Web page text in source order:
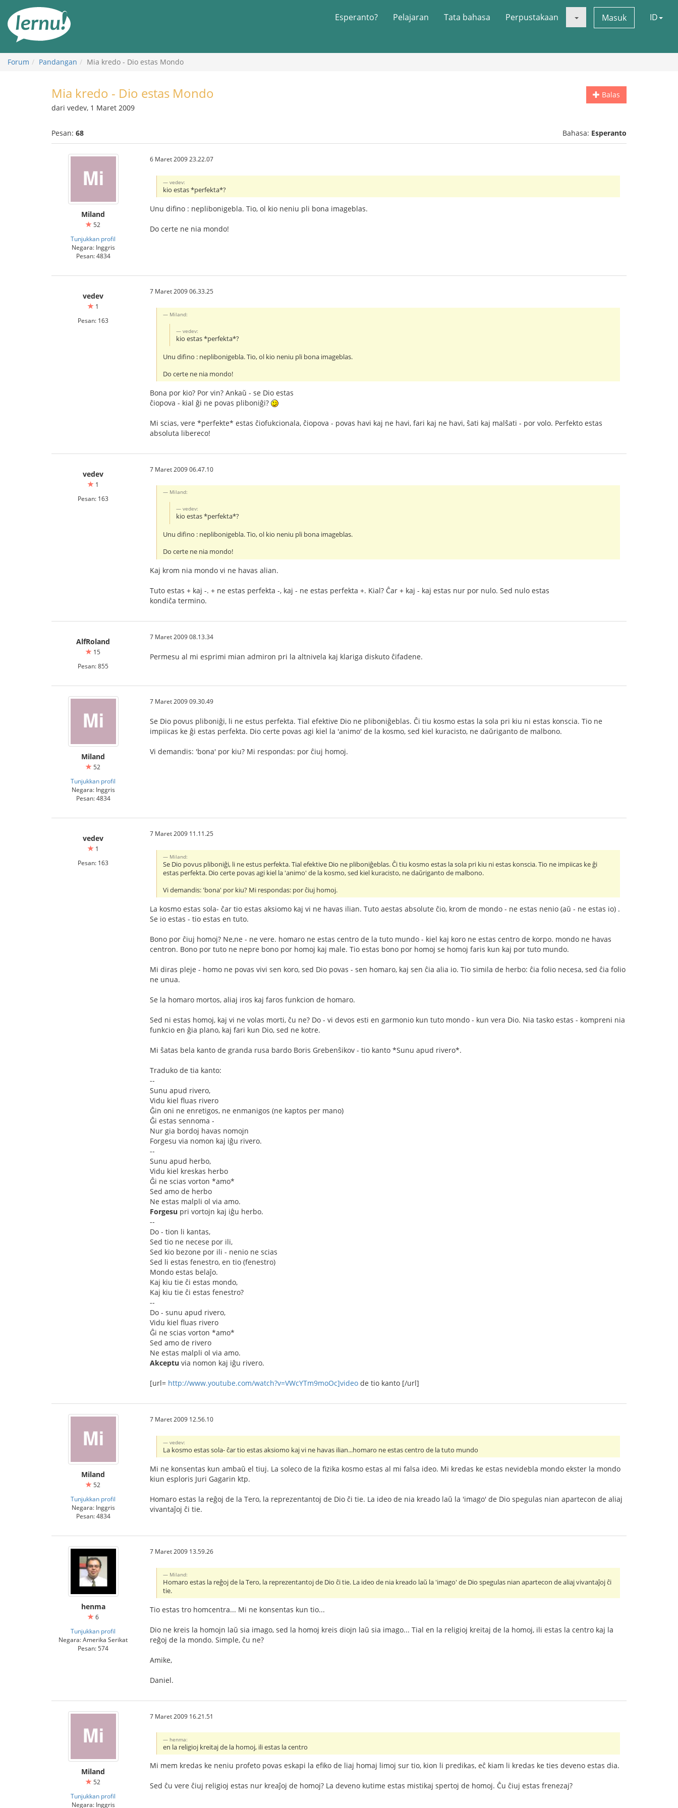
daftar
Esperanto? Pelajaran Tata bahasa Perpustakaan Masuk ID
Forum Pandangan Mia kredo - Dio estas Mondo
Balas
Mia kredo - Dio estas Mondo
dari vedev, 1 Maret 2009
Pesan: 68 Bahasa: Esperanto
Miland
52
Tunjukkan profil
Negara: Inggris
Pesan: 4834
6 Maret 2009 23.22.07
vedev:
kio estas *perfekta*?
Unu difino : neplibonigebla. Tio, ol kio neniu pli bona imageblas.
Do certe ne nia mondo!
vedev
1
Pesan: 163
7 Maret 2009 06.33.25
Miland:
vedev:
kio estas *perfekta*?
Unu difino : neplibonigebla. Tio, ol kio neniu pli bona imageblas.
Do certe ne nia mondo!
Bona por kio? Por vin? Ankaŭ - se Dio estas
ĉiopova - kial ĝi ne povas pliboniĝi?
Mi scias, vere *perfekte* estas ĉiofukcionala, ĉiopova - povas havi kaj ne havi, fari kaj ne havi, ŝati kaj malŝati - por volo. Perfekto estas
absoluta libereco!
vedev
1
Pesan: 163
7 Maret 2009 06.47.10
Miland:
vedev:
kio estas *perfekta*?
Unu difino : neplibonigebla. Tio, ol kio neniu pli bona imageblas.
Do certe ne nia mondo!
Kaj krom nia mondo vi ne havas alian.
Tuto estas + kaj -. + ne estas perfekta -, kaj - ne estas perfekta +. Kial? Ĉar + kaj - kaj estas nur por nulo. Sed nulo estas
kondiĉa termino.
AlfRoland
15
Pesan: 855
7 Maret 2009 08.13.34
Permesu al mi esprimi mian admiron pri la altnivela kaj klariga diskuto ĉifadene.
Miland
52
Tunjukkan profil
Negara: Inggris
Pesan: 4834
7 Maret 2009 09.30.49
Se Dio povus pliboniĝi, li ne estus perfekta. Tial efektive Dio ne pliboniĝeblas. Ĉi tiu kosmo estas la sola pri kiu ni estas konscia. Tio ne
impiicas ke ĝi estas perfekta. Dio certe povas agi kiel la 'animo' de la kosmo, sed kiel kuracisto, ne daŭriganto de malbono.
Vi demandis: 'bona' por kiu? Mi respondas: por ĉiuj homoj.
vedev
1
Pesan: 163
7 Maret 2009 11.11.25
Miland:
Se Dio povus pliboniĝi, li ne estus perfekta. Tial efektive Dio ne pliboniĝeblas. Ĉi tiu kosmo estas la sola pri kiu ni estas konscia. Tio ne impiicas ke ĝi
estas perfekta. Dio certe povas agi kiel la 'animo' de la kosmo, sed kiel kuracisto, ne daŭriganto de malbono.
Vi demandis: 'bona' por kiu? Mi respondas: por ĉiuj homoj.
La kosmo estas sola- ĉar tio estas aksiomo kaj vi ne havas ilian. Tuto aestas absolute ĉio, krom de mondo - ne estas nenio (aŭ - ne estas io) .
Se io estas - tio estas en tuto.
Bono por ĉiuj homoj? Ne,ne - ne vere. homaro ne estas centro de la tuto mundo - kiel kaj koro ne estas centro de korpo. mondo ne havas
centron. Bono por tuto ne nepre bono por homoj kaj male. Tio estas bono por homoj se homoj faris kun kaj por tuto mundo.
Mi diras pleje - homo ne povas vivi sen koro, sed Dio povas - sen homaro, kaj sen ĉia alia io. Tio simila de herbo: ĉia folio necesa, sed ĉia folio
ne unua.
Se la homaro mortos, aliaj iros kaj faros funkcion de homaro.
Sed ni estas homoj, kaj vi ne volas morti, ĉu ne? Do - vi devos esti en garmonio kun tuto mondo - kun vera Dio. Nia tasko estas - kompreni nia
funkcio en ĝia plano, kaj fari kun Dio, sed ne kotre.
Mi ŝatas bela kanto de granda rusa bardo Boris Grebenŝikov - tio kanto *Sunu apud rivero*.
Traduko de tia kanto:
--
Sunu apud rivero,
Vidu kiel fluas rivero
Ĝin oni ne enretigos, ne enmanigos (ne kaptos per mano)
Ĝi estas sennoma -
Nur gia bordoj havas nomojn
Forgesu via nomon kaj iĝu rivero.
--
Sunu apud herbo,
Vidu kiel kreskas herbo
Ĝi ne scias vorton *amo*
Sed amo de herbo
Ne estas malpli ol via amo.
Forgesu pri vortojn kaj iĝu herbo.
--
Do - tion li kantas,
Sed tio ne necese por ili,
Sed kio bezone por ili - nenio ne scias
Sed li estas fenestro, en tio (fenestro)
Mondo estas belaĵo.
Kaj kiu tie ĉi estas mondo,
Kaj kiu tie ĉi estas fenestro?
--
Do - sunu apud rivero,
Vidu kiel fluas rivero
Ĝi ne scias vorton *amo*
Sed amo de rivero
Ne estas malpli ol via amo.
Akceptu via nomon kaj iĝu rivero.
[url= http://www.youtube.com/watch?v=VWcYTm9moOc]video de tio kanto [/url]
Miland
52
Tunjukkan profil
Negara: Inggris
Pesan: 4834
7 Maret 2009 12.56.10
vedev:
La kosmo estas sola- ĉar tio estas aksiomo kaj vi ne havas ilian...homaro ne estas centro de la tuto mundo
Mi ne konsentas kun ambaŭ el tiuj. La soleco de la fizika kosmo estas al mi falsa ideo. Mi kredas ke estas nevidebla mondo ekster la mondo
kiun esploris Juri Gagarin ktp.
Homaro estas la reĝoj de la Tero, la reprezentantoj de Dio ĉi tie. La ideo de nia kreado laŭ la 'imago' de Dio spegulas nian apartecon de aliaj
vivantaĵoj ĉi tie.
henma
6
Tunjukkan profil
Negara: Amerika Serikat
Pesan: 574
7 Maret 2009 13.59.26
Miland:
Homaro estas la reĝoj de la Tero, la reprezentantoj de Dio ĉi tie. La ideo de nia kreado laŭ la 'imago' de Dio spegulas nian apartecon de aliaj vivantaĵoj ĉi
tie.
Tio estas tro homcentra... Mi ne konsentas kun tio...
Dio ne kreis la homojn laŭ sia imago, sed la homoj kreis diojn laŭ sia imago... Tial en la religioj kreitaj de la homoj, ili estas la centro kaj la
reĝoj de la mondo. Simple, ĉu ne?
Amike,
Daniel.
Miland
52
Tunjukkan profil
Negara: Inggris
7 Maret 2009 16.21.51
henma:
en la religioj kreitaj de la homoj, ili estas la centro
Mi mem kredas ke neniu profeto povas eskapi la efiko de liaj homaj limoj sur tio, kion li predikas, eĉ kiam li kredas ke ties deveno estas dia.
Sed ĉu vere ĉiuj religioj estas nur kreaĵoj de homoj? La deveno kutime estas mistikaj spertoj de homoj. Ĉu ĉiuj estas frenezaj?